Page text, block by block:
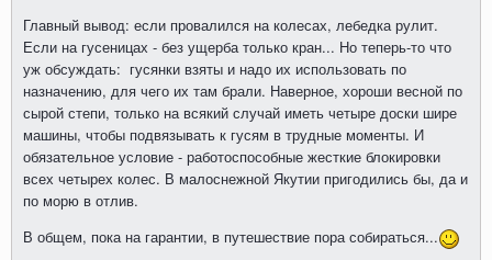
Главный вывод: если провалился на колесах, лебедка рулит.
Если на гусеницах - без ущерба только кран... Но теперь-то что
уж обсуждать: гусянки взяты и надо их использовать по
назначению, для чего их там брали. Наверное, хороши весной по
сырой степи, только на всякий случай иметь четыре доски шире
машины, чтобы подвязывать к гусям в трудные моменты. И
обязательное условие - работоспособные жесткие блокировки
всех четырех колес. В малоснежной Якутии пригодились бы, да и
по морю в отлив.
В общем, пока на гарантии, в путешествие пора собираться...